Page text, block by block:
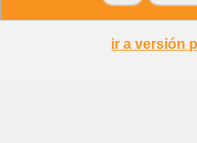
ir a versión